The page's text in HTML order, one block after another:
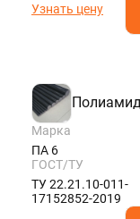
Узнать цену
Марка
ПА 6
ГОСТ/ТУ
ТУ 22.21.10-011-
17152852-2019